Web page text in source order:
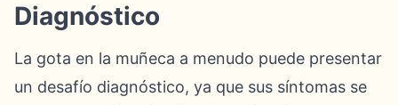
Diagnóstico
La gota en la muñeca a menudo puede presentar
un desafío diagnóstico, ya que sus síntomas se